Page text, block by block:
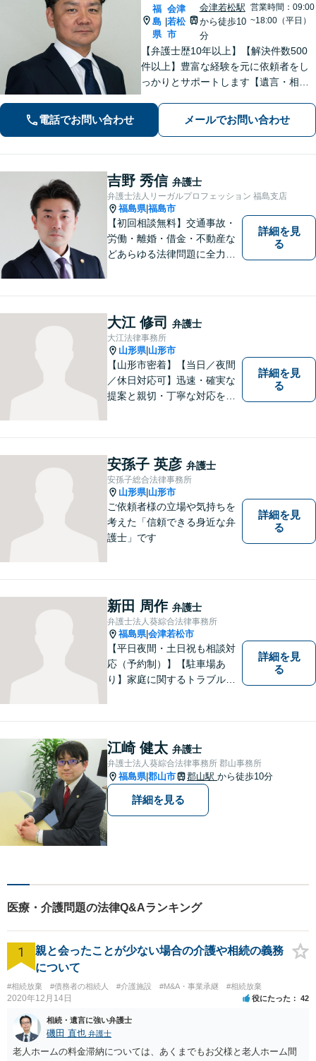
福
島
県
会津
若松
市
会津若松駅
から徒歩10
分
営業時間：09:00
~18:00（平日）
【弁護士歴10年以上】【解決件数500
件以上】豊富な経験を元に依頼者をし
っかりとサポートします【遺言・相
目指します【離婚・男女問題】離婚は
人それぞれ置かれた状況が異なるた
電話でお問い合わせ メールでお問い合わせ
吉野 秀信 弁護士
弁護士法人リーガルプロフェッション 福島支店
福島県|福島市
【初回相談無料】交通事故・
労働・離婚・借金・不動産な
どあらゆる法律問題に全力を
くことを最も重視ししていま
す。お困りの方はまずはご相
談ください。
詳細を見
る
大江 修司 弁護士
大江法律事務所
山形県| 山形市
【山形市密着】【当日／夜間
／休日対応可】迅速・確実な
提案と親切・丁寧な対応をい
談下さい。【法テラス利用
可】不安や問題について法的
リスクを説明し、見通しを立
て、より良い解決に導くお手
伝いをいたします。
詳細を見
る
安孫子 英彦 弁護士
安孫子総合法律事務所
山形県| 山形市
ご依頼者様の立場や気持ちを
考えた「信頼できる身近な弁
護士」です
詳細を見
る
新田 周作 弁護士
弁護士法人葵綜合法律事務所
福島県|会津若松市
【平日夜間・土日祝も相談対
応（予約制）】【駐車場あ
り】家庭に関するトラブルか
詳細を見
る
江崎 健太 弁護士
弁護士法人葵綜合法律事務所 郡山事務所
福島県|郡山市 郡山駅 から徒歩10分
詳細を見る
医療・介護問題の法律Q&Aランキング
1
親と会ったことが少ない場合の介護や相続の義務
について
#相続放棄 #債務者の相続人 #介護施設 #M&A・事業承継 #相続放棄
2020年12月14日 役にたった 42
相続・遺言に強い弁護士
磯田 直也 弁護士
老人ホームの料金滞納については、あくまでもお父様と老人ホーム間